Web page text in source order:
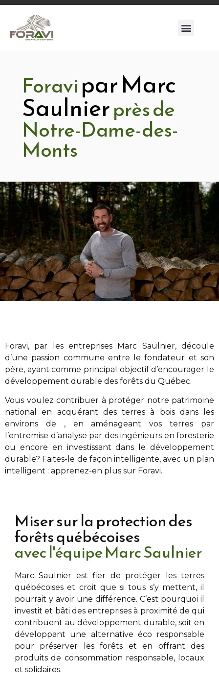
Foravipar Marc
Saulnierprès de
Notre-Dame-des-
Monts
Foravi, par les entreprises Marc Saulnier, découle
d’une passion commune entre le fondateur et son
père, ayant comme principal objectif d’encourager le
développement durable des forêts du Québec.
Vous voulez contribuer à protéger notre patrimoine
national en acquérant des terres à bois dans les
environs de , en aménageant vos terres par
l’entremise d’analyse par des ingénieurs en foresterie
ou encore en investissant dans le développement
durable? Faites-le de façon intelligente, avec un plan
intelligent : apprenez-en plus sur Foravi.
Miser sur la protection des
forêts québécoises
avec l'équipe Marc Saulnier
Marc Saulnier est fier de protéger les terres
québécoises et croit que si tous s’y mettent, il
pourrait y avoir une différence. C’est pourquoi il
investit et bâti des entreprises à proximité de qui
contribuent au développement durable, soit en
développant une alternative éco responsable
pour préserver les forêts et en offrant des
produits de consommation responsable, locaux
et solidaires.